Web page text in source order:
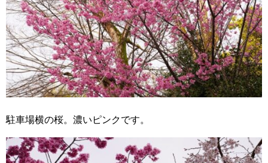
駐車場横の桜。濃いピンクです。